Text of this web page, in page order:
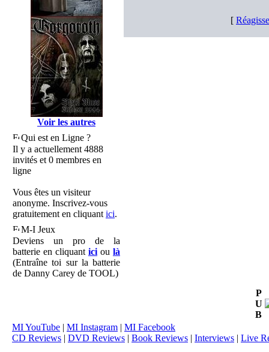
Voir les autres
Qui est en Ligne ?
Il y a actuellement 4888
invités et 0 membres en
ligne
Vous êtes un visiteur
anonyme. Inscrivez-vous
gratuitement en cliquant ici.
M-I Jeux
Deviens un pro de la
batterie en cliquant ici ou là
(Entraîne toi sur la batterie
de Danny Carey de TOOL)
[
P
U
B
MI YouTube | MI Instagram | MI Facebook
CD Reviews | DVD Reviews | Book Reviews | Interviews | Live